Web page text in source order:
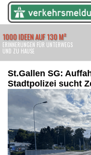
St.Gallen SG:
Stadtpolizei sucht